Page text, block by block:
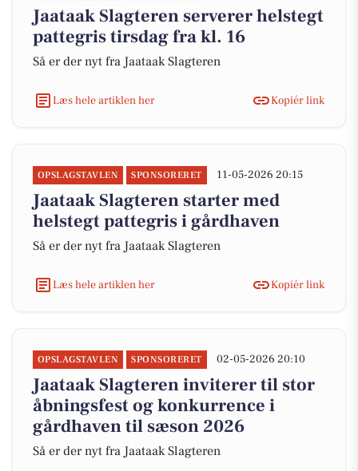
Jaataak Slagteren serverer helstegt
pattegris tirsdag fra kl. 16
Så er der nyt fra Jaataak Slagteren
Læs hele artiklen her Kopiér link
OPSLAGSTAVLEN SPONSORERET 11-05-2026 20:15
Jaataak Slagteren starter med
helstegt pattegris i gårdhaven
Så er der nyt fra Jaataak Slagteren
Læs hele artiklen her Kopiér link
OPSLAGSTAVLEN SPONSORERET 02-05-2026 20:10
Jaataak Slagteren inviterer til stor
åbningsfest og konkurrence i
gårdhaven til sæson 2026
Så er der nyt fra Jaataak Slagteren